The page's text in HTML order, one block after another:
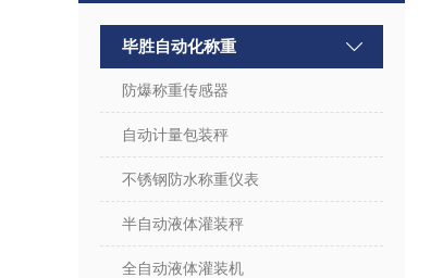
毕胜自动化称重
防爆称重传感器
自动计量包装秤
不锈钢防水称重仪表
半自动液体灌装秤
全自动液体灌装机